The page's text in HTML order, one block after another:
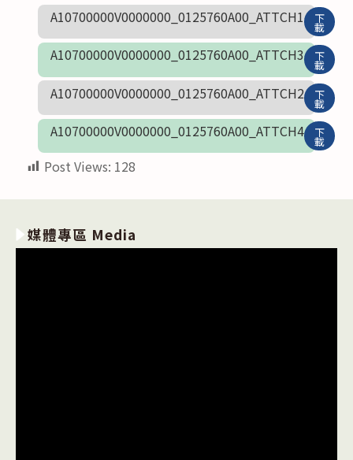
A10700000V0000000_0125760A00_ATTCH1
下
載
A10700000V0000000_0125760A00_ATTCH3 下
載
A10700000V0000000_0125760A00_ATTCH2 下
載
A10700000V0000000_0125760A00_ATTCH4 下
載
Post Views: 128
媒體專區 Media